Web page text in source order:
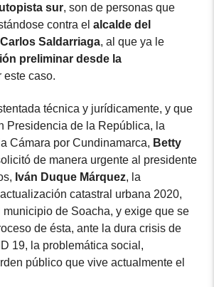
sur, son de personas que
contra el alcalde del
Saldarriaga, al que ya le
preliminar desde la
este caso.
técnica y jurídicamente, y que
Presidencia de la República, la
Cámara por Cundinamarca, Betty
de manera urgente al presidente
Iván Duque Márquez, la
catastral urbana 2020,
de Soacha, y exige que se
de ésta, ante la dura crisis de
19, la problemática social,
público que vive actualmente el